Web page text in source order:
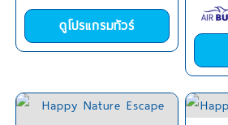
ดูโปรแกรมทัวร์